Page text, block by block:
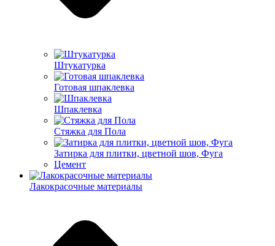
Штукатурка
Готовая шпаклевка
Шпаклевка
Стяжка для Пола
Затирка для плитки, цветной шов, Фуга
Цемент
Лакокрасочные материалы